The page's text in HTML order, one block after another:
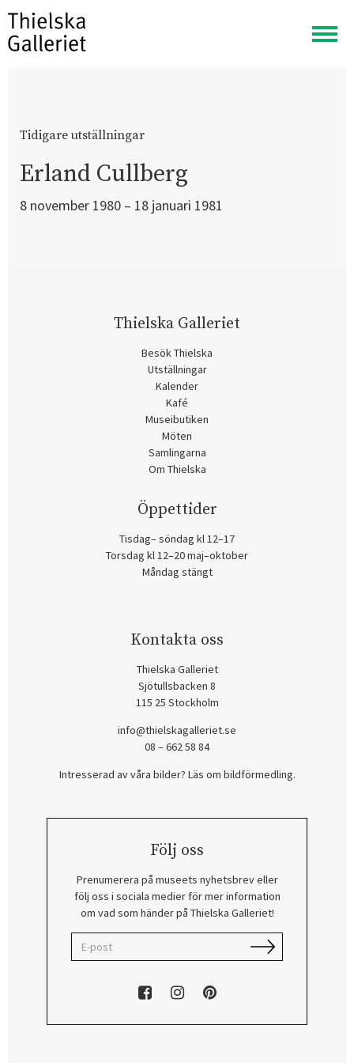
Visa
meny
Tidigare utställningar
Erland Cullberg
8 november 1980 – 18 januari 1981
Thielska Galleriet
Besök Thielska
Utställningar
Kalender
Kafé
Museibutiken
Möten
Samlingarna
Om Thielska
Öppettider
Tisdag– söndag kl 12–17
Torsdag kl 12–20 maj–oktober
Måndag stängt
Kontakta oss
Thielska Galleriet
Sjötullsbacken 8
115 25 Stockholm
info@thielskagalleriet.se
08 – 662 58 84
Intresserad av våra bilder? Läs om bildförmedling.
Följ oss
Prenumerera på museets nyhetsbrev eller
följ oss i sociala medier för mer information
om vad som händer på Thielska Galleriet!